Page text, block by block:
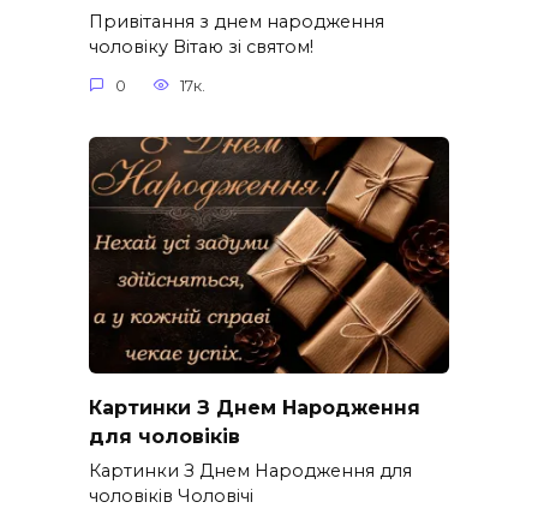
Привітання з днем народження
чоловіку Вітаю зі святом!
0 17к.
Картинки З Днем Народження
для чоловіків​
Картинки З Днем Народження для
чоловіків​ Чоловічі